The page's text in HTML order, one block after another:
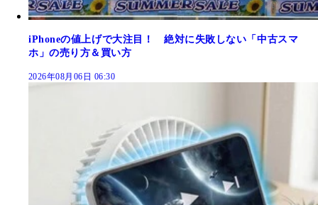
iPhoneの値上げで大注目！ 絶対に失敗しない「中古スマ
ホ」の売り方＆買い方
2026年08月06日 06:30